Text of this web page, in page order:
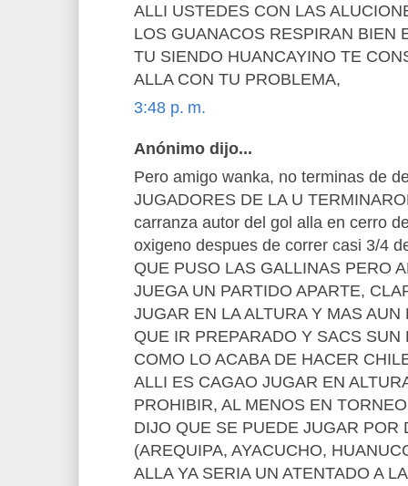
ALLI USTEDES CON LAS
LOS GUANACOS RESPIRAN BIEN
TU SIENDO HUANCAYINO TE
ALLA CON TU PROBLEMA,
3:48 p. m.
Anónimo dijo...
Pero amigo wanka, no terminas de
JUGADORES DE LA U
carranza autor del gol alla en cerro
oxigeno despues de correr casi 3/4
QUE PUSO LAS GALLINAS PERO
JUEGA UN PARTIDO APARTE,
JUGAR EN LA ALTURA Y MAS
QUE IR PREPARADO Y SACS SUN
COMO LO ACABA DE HACER
ALLI ES CAGAO JUGAR EN
PROHIBIR, AL MENOS EN
DIJO QUE SE PUEDE JUGAR POR
(AREQUIPA, AYACUCHO,
ALLA YA SERIA UN ATENTADO A